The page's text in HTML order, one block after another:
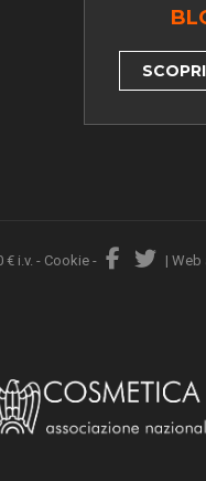
€ i.v. - Cookie - | Web